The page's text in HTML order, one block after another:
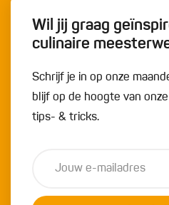
Wil jij graag
culinaire
Schrijf je in op onze
blijf op de hoogte van
tips- & tricks.